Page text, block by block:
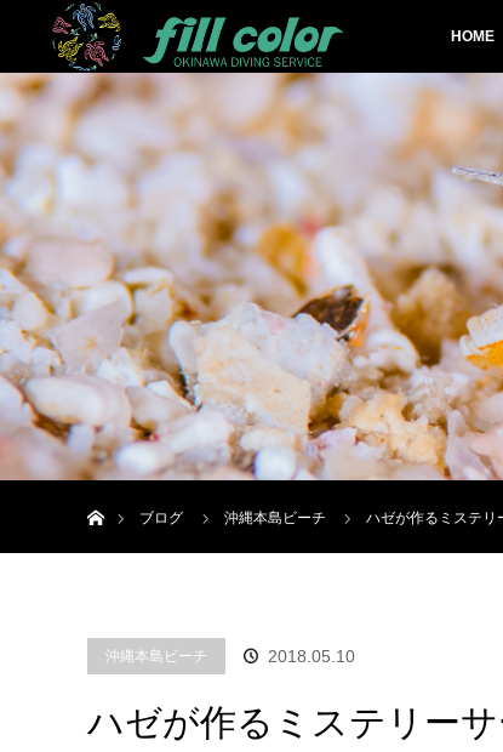
HOME
ブログ
沖縄本島ビーチ ハゼが作るミステ
沖縄本島ビーチ 2018.05.10
ハゼが作るミステリー